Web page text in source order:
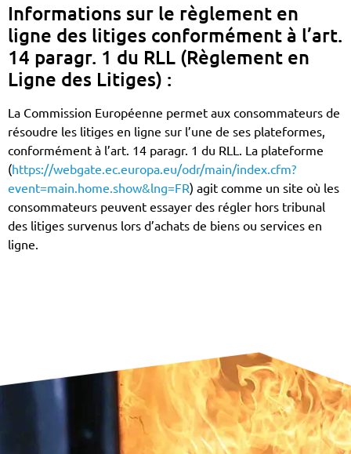
Informations sur le règlement en
ligne des litiges conformément à l’art.
14 paragr. 1 du RLL (Règlement en
Ligne des Litiges) :
La Commission Européenne permet aux consommateurs de
résoudre les litiges en ligne sur l’une de ses plateformes,
conformément à l’art. 14 paragr. 1 du RLL. La plateforme
(https://webgate.ec.europa.eu/odr/main/index.cfm?
event=main.home.show&lng=FR) agit comme un site où les
consommateurs peuvent essayer des régler hors tribunal
des litiges survenus lors d’achats de biens ou services en
ligne.